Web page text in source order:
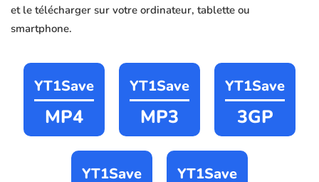
et le télécharger sur votre ordinateur, tablette ou
smartphone.
YT1Save
MP4
YT1Save
MP3
YT1Save
3GP
YT1Save YT1Save